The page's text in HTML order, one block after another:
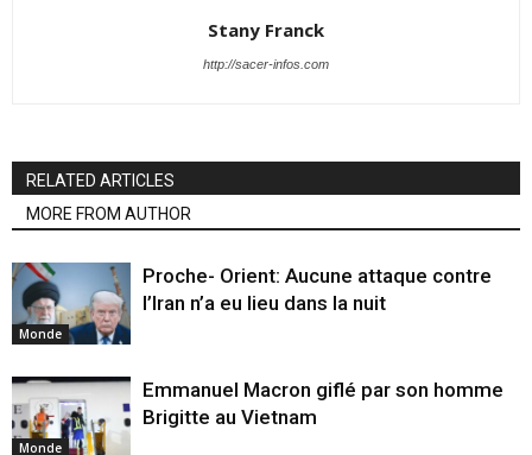
Stany Franck
http://sacer-infos.com
RELATED ARTICLES
MORE FROM AUTHOR
Monde
Proche- Orient: Aucune attaque contre
l’Iran n’a eu lieu dans la nuit
Monde
Emmanuel Macron giflé par son homme
Brigitte au Vietnam